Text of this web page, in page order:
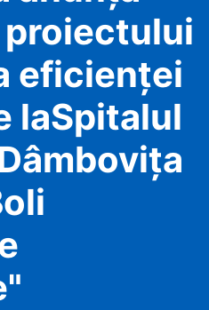
eficienţei
laSpitalul